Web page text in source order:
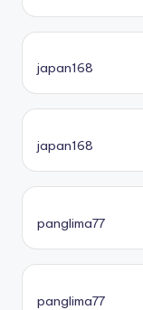
japan168
japan168
panglima77
panglima77